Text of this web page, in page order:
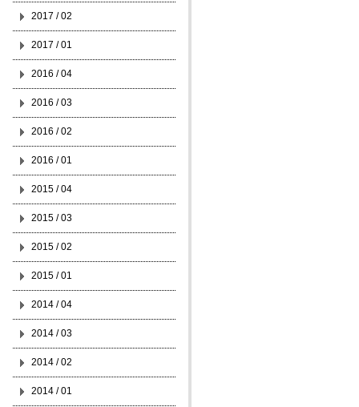
2017 / 02
2017 / 01
2016 / 04
2016 / 03
2016 / 02
2016 / 01
2015 / 04
2015 / 03
2015 / 02
2015 / 01
2014 / 04
2014 / 03
2014 / 02
2014 / 01